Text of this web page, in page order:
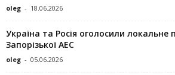
oleg - 18.06.2026
Україна та Росія оголосили локальне
Запорізької АЕС
oleg - 05.06.2026